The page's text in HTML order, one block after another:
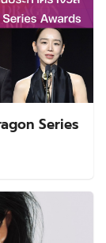
Series